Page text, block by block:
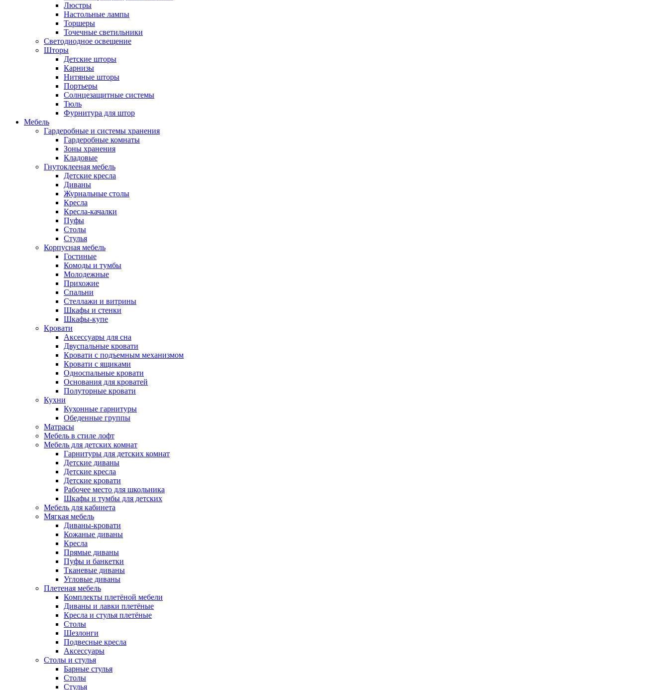
Люстры
Настольные лампы
Торшеры
Точечные светильники
Светодиодное освещение
Шторы
Детские шторы
Карнизы
Нитяные шторы
Портьеры
Солнцезащитные системы
Тюль
Фурнитура для штор
Мебель
Гардеробные и системы хранения
Гардеробные комнаты
Зоны хранения
Кладовые
Гнутоклееная мебель
Детские кресла
Диваны
Журнальные столы
Кресла
Кресла-качалки
Пуфы
Столы
Стулья
Корпусная мебель
Гостиные
Комоды и тумбы
Молодежные
Прихожие
Спальни
Стеллажи и витрины
Шкафы и стенки
Шкафы-купе
Кровати
Аксессуары для сна
Двуспальные кровати
Кровати с подъемным механизмом
Кровати с ящиками
Односпальные кровати
Основания для кроватей
Полуторные кровати
Кухни
Кухонные гарнитуры
Обеденные группы
Матрасы
Мебель в стиле лофт
Мебель для детских комнат
Гарнитуры для детских комнат
Детские диваны
Детские кресла
Детские кровати
Рабочее место для школьника
Шкафы и тумбы для детских
Мебель для кабинета
Мягкая мебель
Диваны-кровати
Кожаные диваны
Кресла
Прямые диваны
Пуфы и банкетки
Тканевые диваны
Угловые диваны
Плетеная мебель
Комплекты плетёной мебели
Диваны и лавки плетёные
Кресла и стулья плетёные
Столы
Шезлонги
Подвесные кресла
Аксессуары
Столы и стулья
Барные стулья
Столы
Стулья